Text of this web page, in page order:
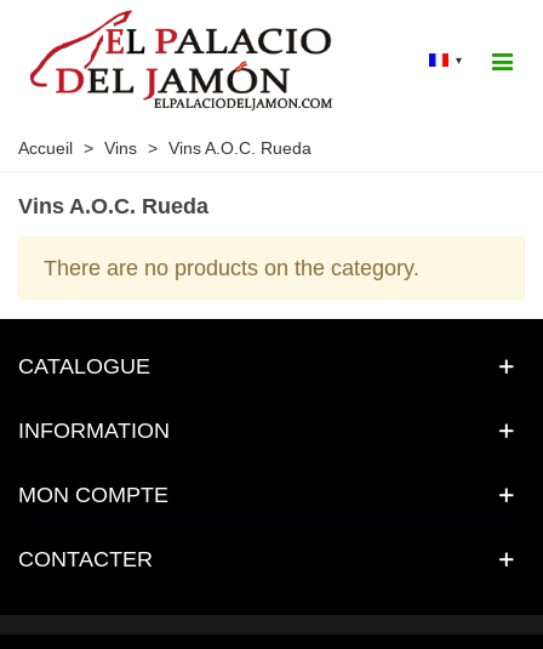
▾
Accueil > Vins > Vins A.O.C. Rueda
Vins A.O.C. Rueda
There are no products on the category.
CATALOGUE
INFORMATION
MON COMPTE
CONTACTER